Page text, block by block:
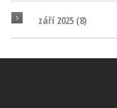
září 2025 (8)